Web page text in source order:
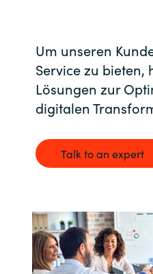
Karriere
Um unseren
Service zu bieten,
Lösungen zur
digitalen
Talk to an expert